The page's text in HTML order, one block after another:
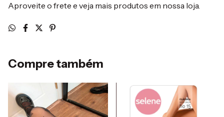
Aproveite o frete e veja mais produtos em nossa loja.
Compre também